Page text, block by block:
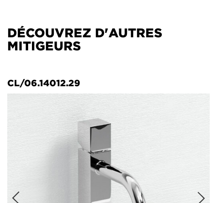
DÉCOUVREZ D'AUTRES
MITIGEURS
CL/06.14012.29